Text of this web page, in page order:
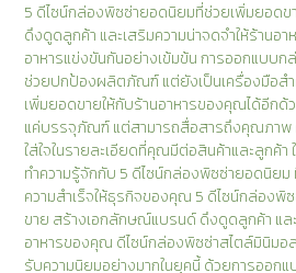
5 ดีไซน์กล่องพิซซ่ายอดนิยมที่ช่วยเพิ่มยอด
ดึงดูดลูกค้า และเสริมความน่าจดจำให้ร้านอ
อาหารแข่งขันกันอย่างเข้มข้น การออกแบบก
ช่วยปกป้องผลิตภัณฑ์ แต่ยังเป็นเครื่องมือส
เพิ่มยอดขายให้กับร้านอาหารของคุณได้อีกด้
แค่บรรจุภัณฑ์ แต่สามารถสื่อสารถึงคุณภาพ
ใส่ใจในรายละเอียดที่คุณมีต่อสินค้าและลูกค้า
ทำความรู้จักกับ 5 ดีไซน์กล่องพิซซ่ายอดนิย
ความสำเร็จให้ธุรกิจของคุณ 5 ดีไซน์กล่อง
ขาย สร้างเอกลักษณ์แบรนด์ ดึงดูดลูกค้า และ
อาหารของคุณ ดีไซน์กล่องพิซซ่าสไตล์มินิม
รับความนิยมอย่างมากในยุคนี้ ด้วยการออก